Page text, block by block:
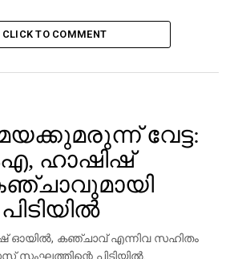
CLICK TO COMMENT
വേട്ട:
ഹാഷിഷ്
ഓയില്‍, കഞ്ചാവ് എന്നിവ സഹിതം
പിടിയില്‍.